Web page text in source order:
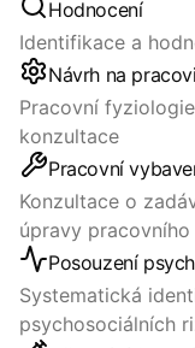
Hodnocení
Identifikace a
Návrh na
Pracovní
konzultace
Pracovní
Konzultace o
úpravy
Posouzení
Systematická
psychosociálních